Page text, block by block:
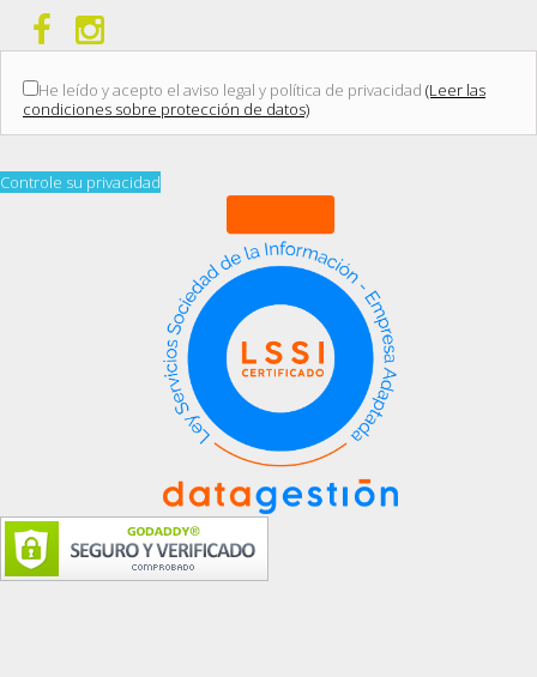
He leído y acepto el aviso legal y política de privacidad (Leer las
condiciones sobre protección de datos)
Controle su privacidad